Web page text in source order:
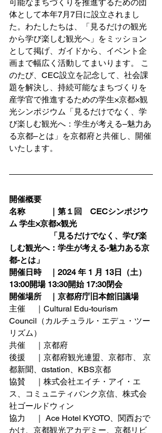
可能なまちづくりを推進するための団
体として本年7月7日に設立されまし
た。わたしたちは、「見るだけの観光
から学び楽しむ観光へ」をミッション
として掲げ、ガイドから、イベント企
画まで幅広く活動してまいります。 こ
のたび、CEC設立を記念して、社会課
題を解決し、持続可能なまちづくりを
産学官で推進するための学生×京都×観
光シンポジウム「見るだけでなく、学
び楽しむ観光へ：学生が考える–魅力あ
る京都­–とは」を京都府と共催し、開催
いたします。
開催概要
名称　　　｜ 第１回　CECシンポジウ
ム 学生×京都×観光
「見るだけでなく、学び楽
しむ観光へ：学生が考える-魅力ある京
都-とは」
開催日時　｜2024 年 1 月 13日（土）
13:00開場 13:30開始 17:30閉会
開催場所　｜京都府庁旧本館旧議場
主催 　｜Cultural Edu-tourism
Council（カルチュラル・エデュ・ツー
リズム）
共催　 ｜京都府
後援　 ｜京都府観光連盟、京都市、 京
都新聞、αstation、KBS京都
協賛　 ｜株式会社エイチ・アイ・エ
ス、
コミュニティバンク京信、 株式会
社ゴールドウィン
協力　 ｜ Ace Hotel KYOTO、関西おで
かけ、京都観光アカデミー、京都リビ